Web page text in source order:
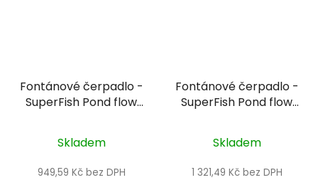
Fontánové čerpadlo -
SuperFish Pond flow
Skladem
949,59 Kč bez DPH
Fontánové čerpadlo -
SuperFish Pond flow
Skladem
1 321,49 Kč bez DPH